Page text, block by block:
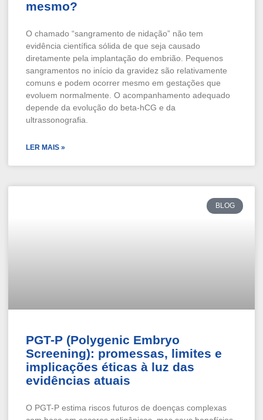
mesmo?
O chamado “sangramento de nidação” não tem
evidência científica sólida de que seja causado
diretamente pela implantação do embrião. Pequenos
sangramentos no início da gravidez são relativamente
comuns e podem ocorrer mesmo em gestações que
evoluem normalmente. O acompanhamento adequado
depende da evolução do beta-hCG e da
ultrassonografia.
LER MAIS »
BLOG
PGT-P (Polygenic Embryo
Screening): promessas, limites e
implicações éticas à luz das
evidências atuais
O PGT-P estima riscos futuros de doenças complexas